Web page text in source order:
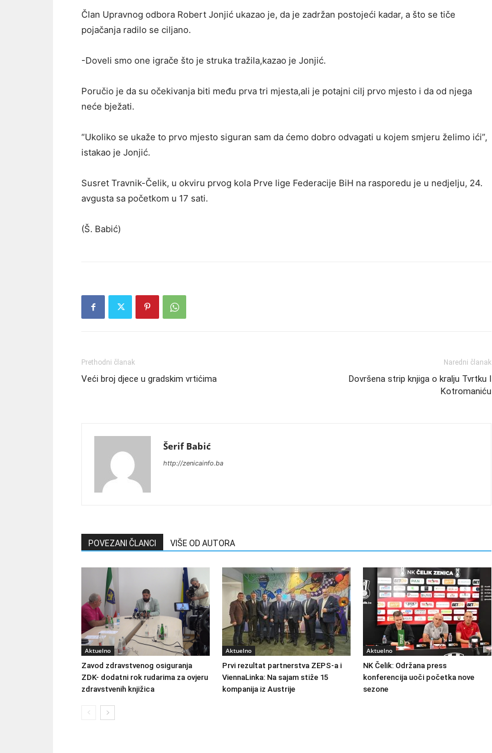
Član Upravnog odbora Robert Jonjić ukazao je, da je zadržan postojeći kadar, a što se tiče
pojačanja radilo se ciljano.
-Doveli smo one igrače što je struka tražila,kazao je Jonjić.
Poručio je da su očekivanja biti među prva tri mjesta,ali je potajni cilj prvo mjesto i da od njega
neće bježati.
“Ukoliko se ukaže to prvo mjesto siguran sam da ćemo dobro odvagati u kojem smjeru želimo ići”,
istakao je Jonjić.
Susret Travnik-Čelik, u okviru prvog kola Prve lige Federacije BiH na rasporedu je u nedjelju, 24.
avgusta sa početkom u 17 sati.
(Š. Babić)
Prethodni članak
Veći broj djece u gradskim vrtićima
Naredni članak
Dovršena strip knjiga o kralju Tvrtku I
Kotromaniću
Šerif Babić
http://zenicainfo.ba
POVEZANI ČLANCI VIŠE OD AUTORA
Aktuelno
Zavod zdravstvenog osiguranja
ZDK- dodatni rok rudarima za ovjeru
zdravstvenih knjižica
Aktuelno
Prvi rezultat partnerstva ZEPS-a i
ViennaLinka: Na sajam stiže 15
kompanija iz Austrije
Aktuelno
NK Čelik: Održana press
konferencija uoči početka nove
sezone